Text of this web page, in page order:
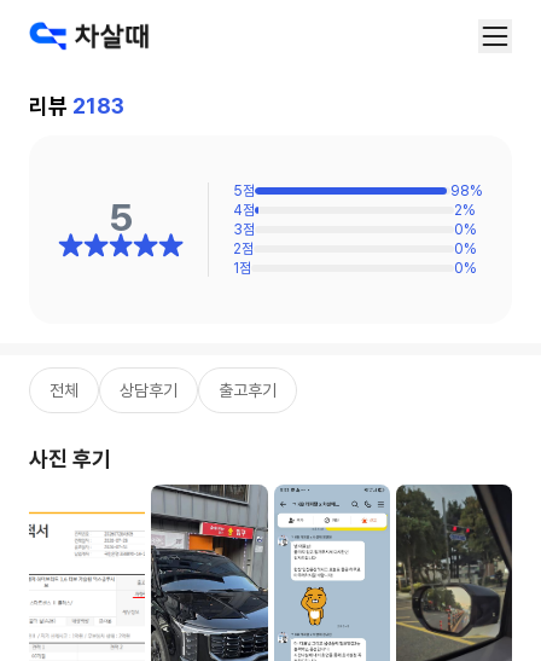
전체 상담후기 출고후기
리뷰 2183
5
1 점 0%
2점 0%
3점 0%
4점 2%
5점 98%
사진 후기